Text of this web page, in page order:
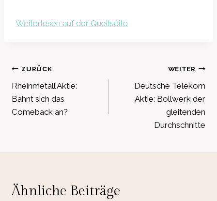
Weiterlesen auf der Quellseite
Beitragsnavigation
ZURÜCK
Rheinmetall Aktie:
Bahnt sich das
Comeback an?
WEITER
Deutsche Telekom
Aktie: Bollwerk der
gleitenden
Durchschnitte
Ähnliche Beiträge